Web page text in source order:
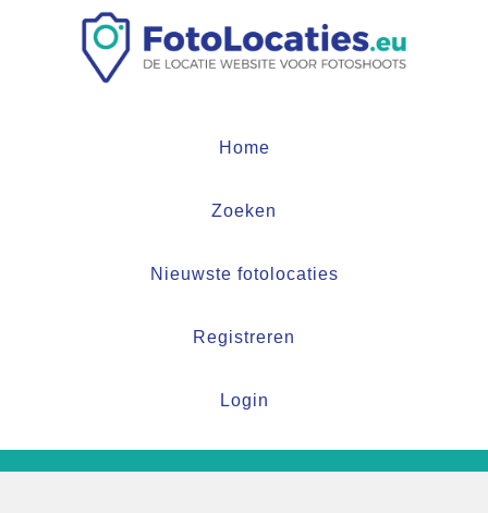
Home
Zoeken
Nieuwste fotolocaties
Registreren
Login